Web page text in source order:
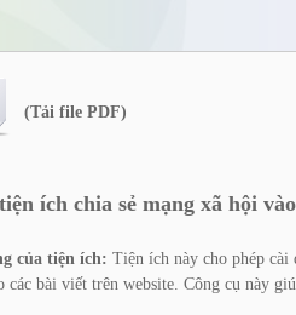
(Tải file PDF)
ích chia sẻ mạng xã hội
của tiện ích: Tiện ích này cho phép cài
bài viết trên website. Công cụ này